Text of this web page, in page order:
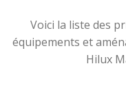
Voici la liste des
équipements et
Hilux